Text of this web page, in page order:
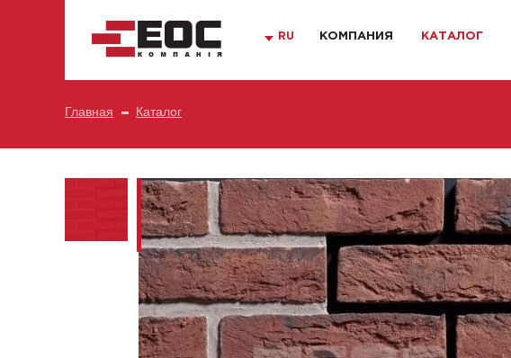
RU КОМПАНИЯ КАТАЛОГ
Главная Каталог